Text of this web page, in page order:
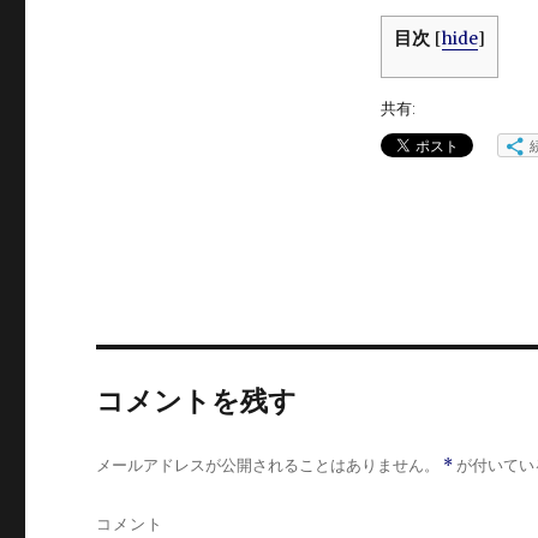
目次 [hide]
共有:
コメントを残す
メールアドレスが公開されることはありません。 * が付いて
コメント